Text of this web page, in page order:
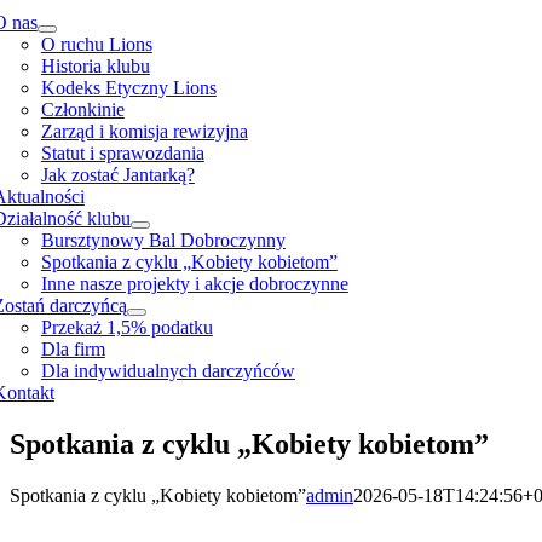
nas
O ruchu Lions
Historia klubu
Kodeks Etyczny Lions
Członkinie
Zarząd i komisja rewizyjna
Statut i sprawozdania
Jak zostać Jantarką?
klubu
Bursztynowy Bal Dobroczynny
Spotkania z cyklu „Kobiety kobietom”
Inne nasze projekty i akcje dobroczynne
darczyńcą
Przekaż 1,5% podatku
Dla firm
Dla indywidualnych darczyńców
Spotkania z cyklu „Kobiety kobietom”
Spotkania z cyklu „Kobiety kobietom”admin2026-05-